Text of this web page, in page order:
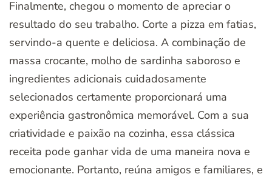
Finalmente, chegou o momento de apreciar o
resultado do seu trabalho. Corte a pizza em fatias,
servindo-a quente e deliciosa. A combinação de
massa crocante, molho de sardinha saboroso e
ingredientes adicionais cuidadosamente
selecionados certamente proporcionará uma
experiência gastronômica memorável. Com a sua
criatividade e paixão na cozinha, essa clássica
receita pode ganhar vida de uma maneira nova e
emocionante. Portanto, reúna amigos e familiares, e